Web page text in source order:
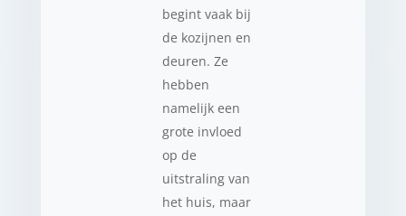
begint vaak bij
de kozijnen en
deuren. Ze
hebben
namelijk een
grote invloed
op de
uitstraling van
het huis, maar